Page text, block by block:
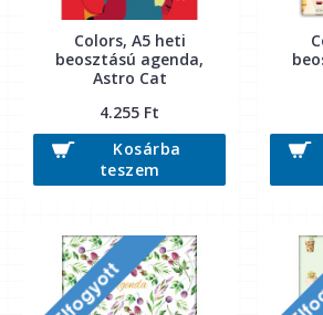
Colors, A5 heti
beosztású agenda,
Astro Cat
4.255 Ft
Kosárba
teszem